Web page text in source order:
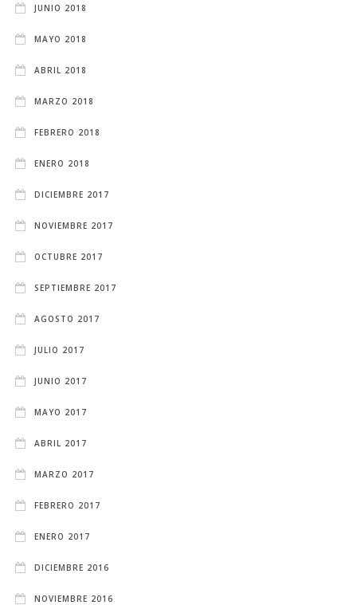
JUNIO 2018
MAYO 2018
ABRIL 2018
MARZO 2018
FEBRERO 2018
ENERO 2018
DICIEMBRE 2017
NOVIEMBRE 2017
OCTUBRE 2017
SEPTIEMBRE 2017
AGOSTO 2017
JULIO 2017
JUNIO 2017
MAYO 2017
ABRIL 2017
MARZO 2017
FEBRERO 2017
ENERO 2017
DICIEMBRE 2016
NOVIEMBRE 2016